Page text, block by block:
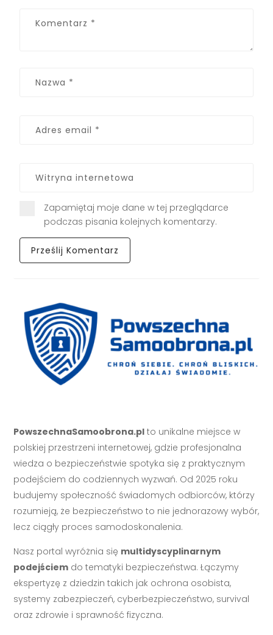
Zapamiętaj moje dane w tej przeglądarce
podczas pisania kolejnych komentarzy.
PowszechnaSamoobrona.pl to unikalne miejsce w
polskiej przestrzeni internetowej, gdzie profesjonalna
wiedza o bezpieczeństwie spotyka się z praktycznym
podejściem do codziennych wyzwań. Od 2025 roku
budujemy społeczność świadomych odbiorców, którzy
rozumieją, że bezpieczeństwo to nie jednorazowy wybór,
lecz ciągły proces samodoskonalenia.
Nasz portal wyróżnia się multidyscyplinarnym
podejściem do tematyki bezpieczeństwa. Łączymy
ekspertyzę z dziedzin takich jak ochrona osobista,
systemy zabezpieczeń, cyberbezpieczeństwo, survival
oraz zdrowie i sprawność fizyczna.